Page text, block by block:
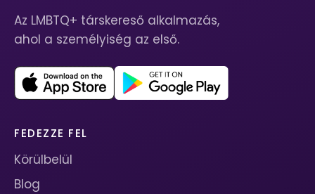
Az LMBTQ+ társkereső alkalmazás,
ahol a személyiség az első.
FEDEZZE FEL
Körülbelül
Blog